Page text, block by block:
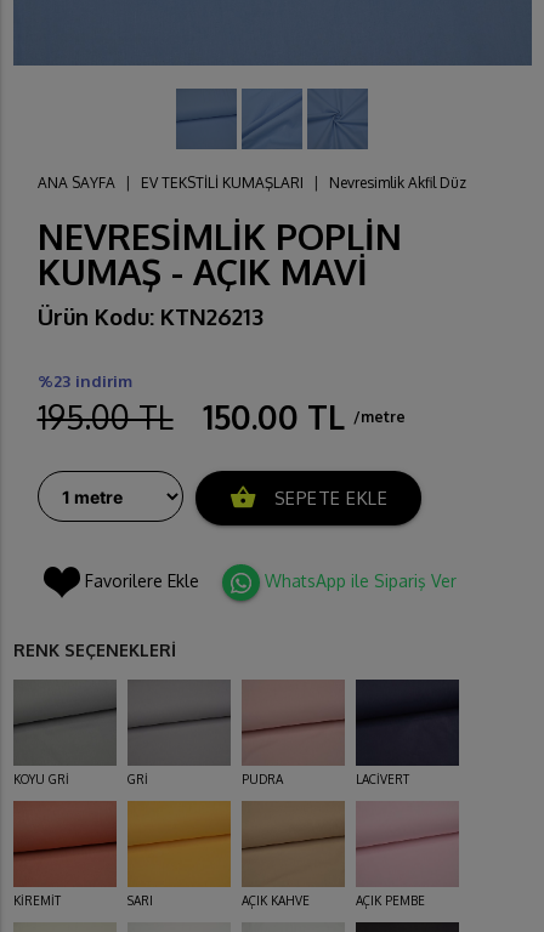
ANA SAYFA EV TEKSTİLİ KUMAŞLARI Nevresimlik Akfil Düz
NEVRESİMLİK POPLİN
KUMAŞ - AÇIK MAVİ
Ürün Kodu: KTN26213
%23 indirim
195.00 TL 150.00 TL /metre
shopping_basket SEPETE EKLE
Favorilere Ekle WhatsApp ile Sipariş Ver
RENK SEÇENEKLERİ
KOYU GRİ GRİ PUDRA LACİVERT
KİREMİT SARI AÇIK KAHVE AÇIK PEMBE